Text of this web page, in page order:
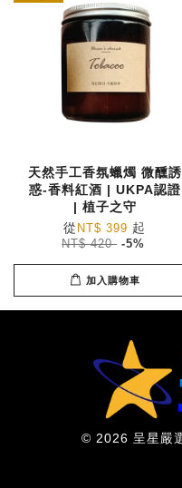
天然手工香氛蠟燭 微醺誘
惑-香料紅酒 | UKPA認證
| 植子之守
從 NT$ 399 起
NT$ 420 -5%
加入購物車
© 2026 呈星嚴